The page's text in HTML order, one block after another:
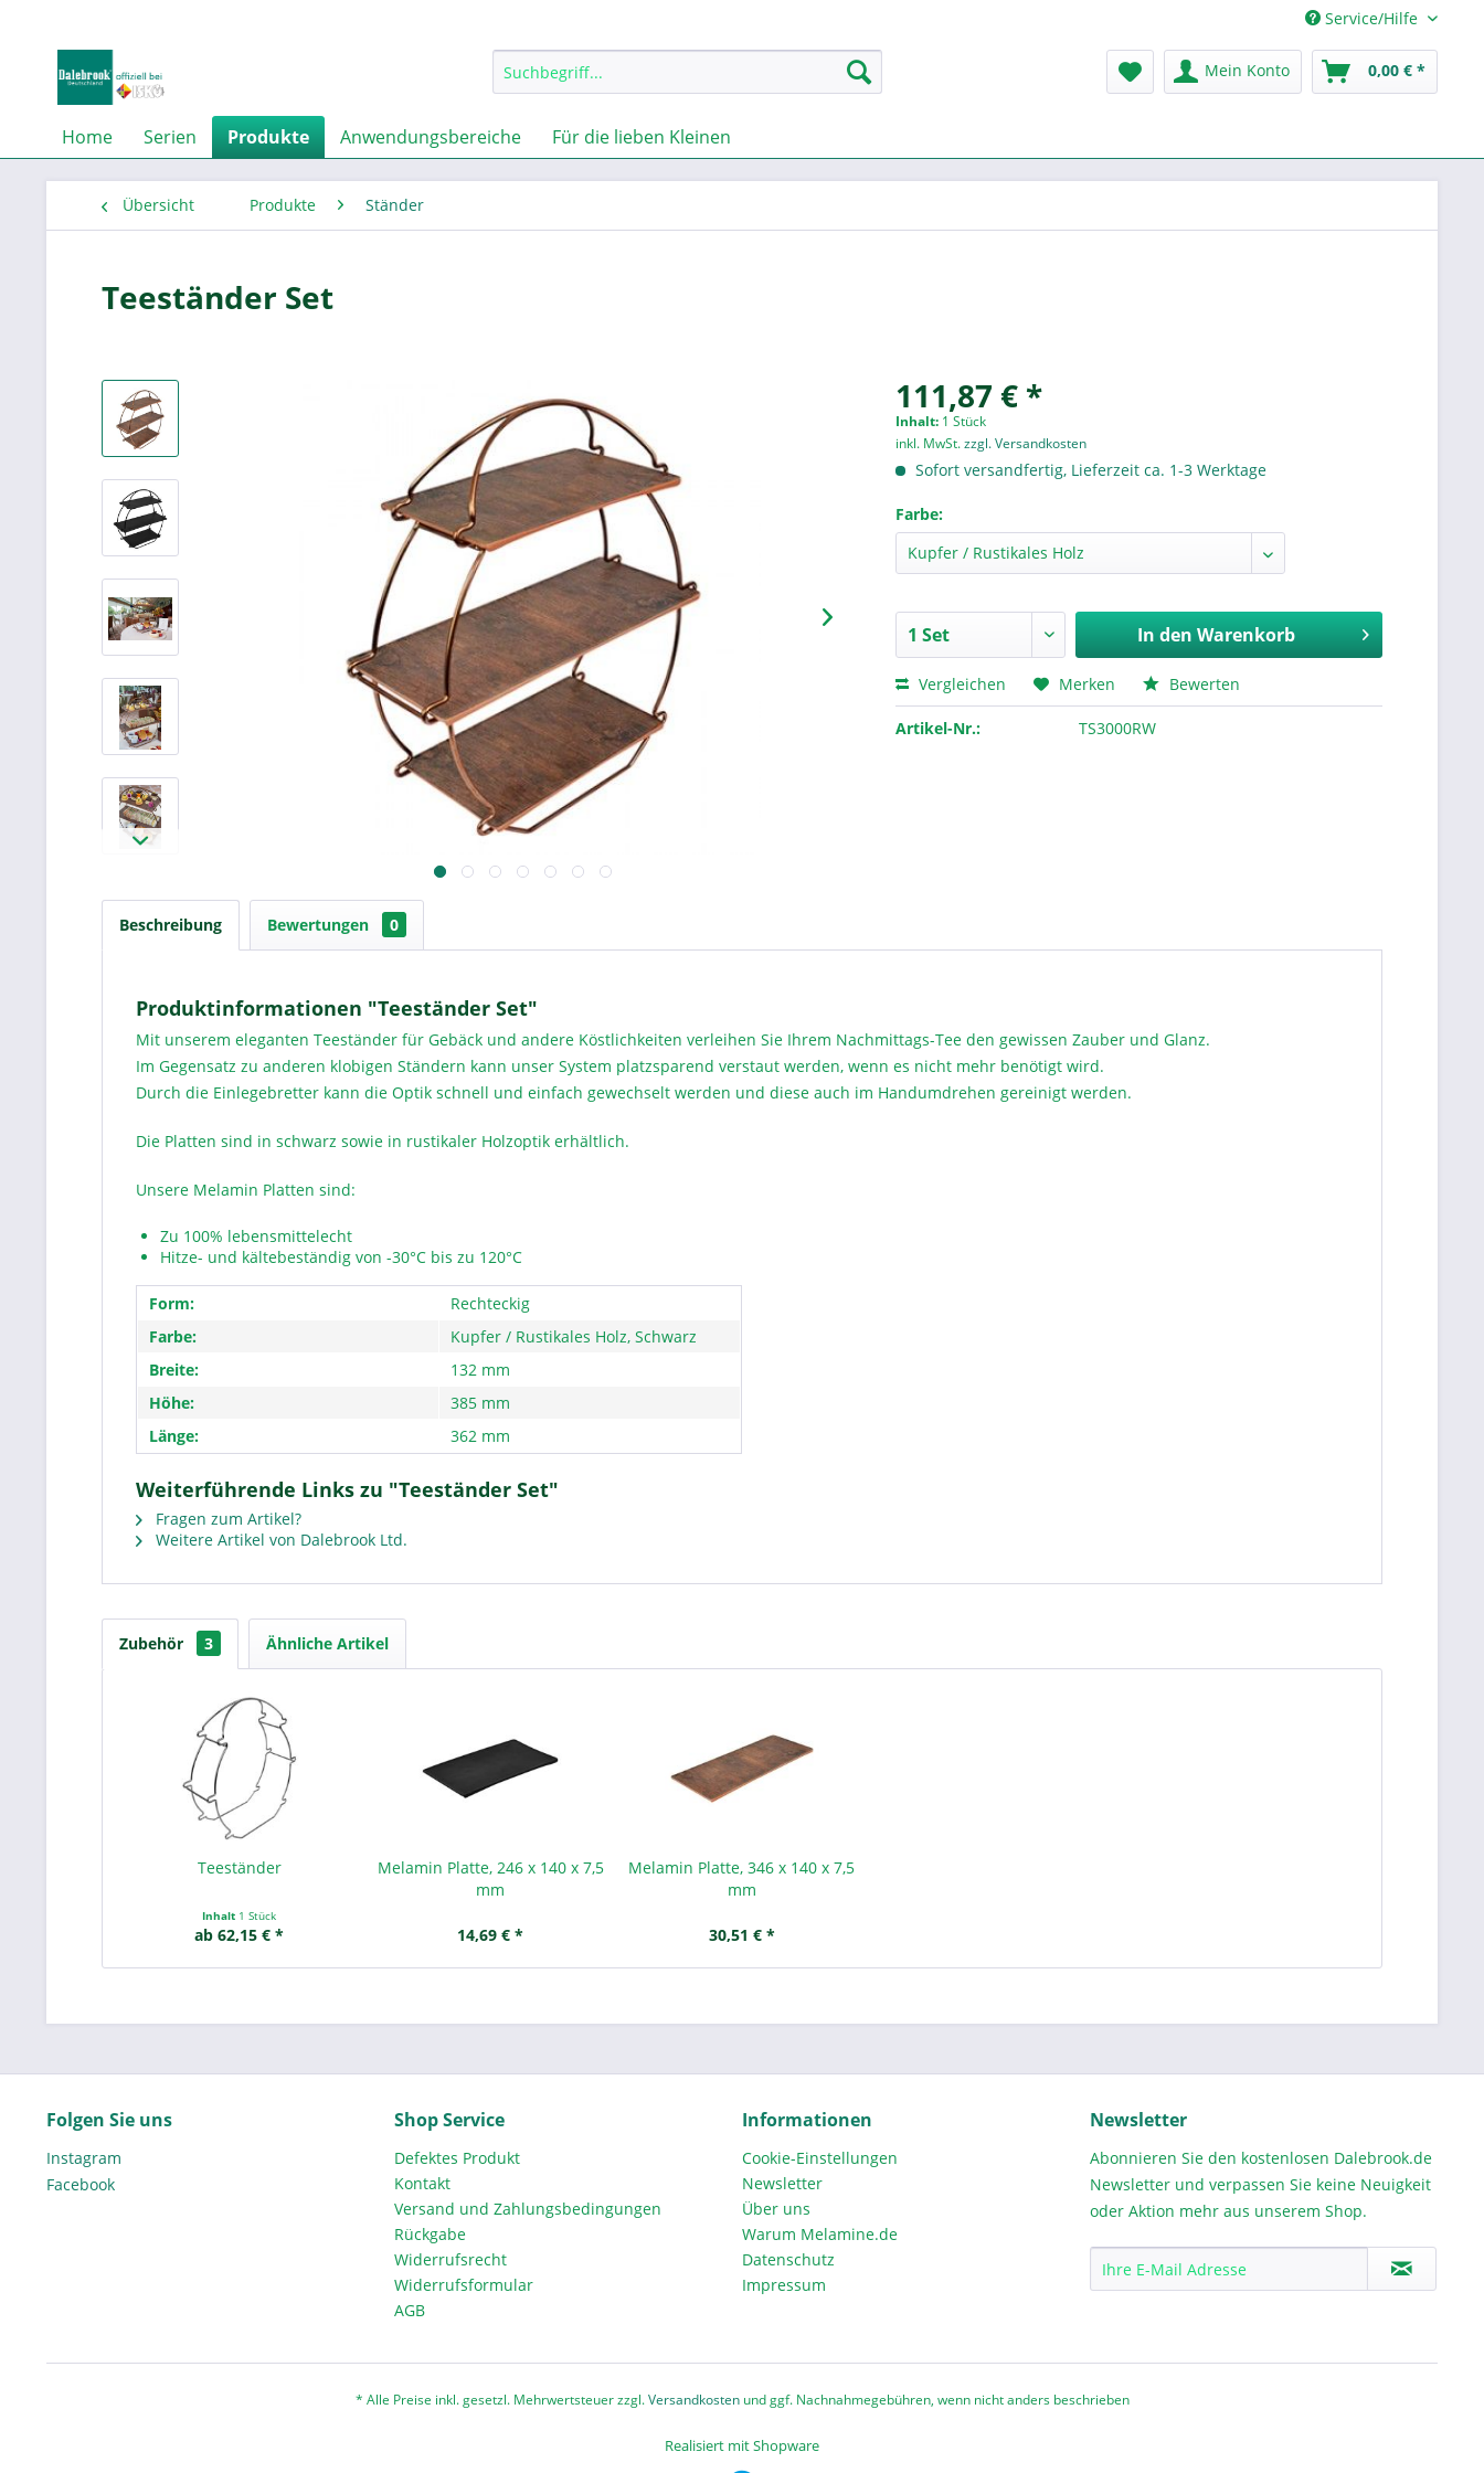
Service/Hilfe
Mein Konto 0,00 € *
Home Serien Produkte Anwendungsbereiche Für die lieben Kleinen
Übersicht Produkte Ständer
Teeständer Set
111,87 € *
Inhalt: 1 Stück
inkl. MwSt.zzgl. Versandkosten
Sofort versandfertig, Lieferzeit ca. 1-3 Werktage
Farbe:
In den Warenkorb
Vergleichen Merken Bewerten
Artikel-Nr.: TS3000RW
Beschreibung Bewertungen 0
Produktinformationen "Teeständer Set"
Mit unserem eleganten Teeständer für Gebäck und andere Köstlichkeiten verleihen Sie Ihrem Nachmittags-Tee den gewissen Zauber und Glanz.
Im Gegensatz zu anderen klobigen Ständern kann unser System platzsparend verstaut werden, wenn es nicht mehr benötigt wird.
Durch die Einlegebretter kann die Optik schnell und einfach gewechselt werden und diese auch im Handumdrehen gereinigt werden.
Die Platten sind in schwarz sowie in rustikaler Holzoptik erhältlich.
Unsere Melamin Platten sind:
Zu 100% lebensmittelecht
Hitze- und kältebeständig von -30°C bis zu 120°C
Form:
Rechteckig
Farbe:
Kupfer / Rustikales Holz, Schwarz
Breite:
132 mm
Höhe:
385 mm
Länge:
362 mm
Weiterführende Links zu "Teeständer Set"
Fragen zum Artikel?
Weitere Artikel von Dalebrook Ltd.
Zubehör 3 Ähnliche Artikel
Teeständer
Inhalt 1 Stück
ab 62,15 € *
Melamin Platte, 246 x 140 x 7,5
mm
14,69 € *
Melamin Platte, 346 x 140 x 7,5
mm
30,51 € *
Folgen Sie uns
Instagram
Facebook
Shop Service
Defektes Produkt
Kontakt
Versand und Zahlungsbedingungen
Rückgabe
Widerrufsrecht
Widerrufsformular
AGB
Informationen
Cookie-Einstellungen
Newsletter
Über uns
Warum Melamine.de
Datenschutz
Impressum
Newsletter
Abonnieren Sie den kostenlosen Dalebrook.de
Newsletter und verpassen Sie keine Neuigkeit
oder Aktion mehr aus unserem Shop.
* Alle Preise inkl. gesetzl. Mehrwertsteuer zzgl.Versandkostenund ggf. Nachnahmegebühren, wenn nicht anders beschrieben
Realisiert mit Shopware